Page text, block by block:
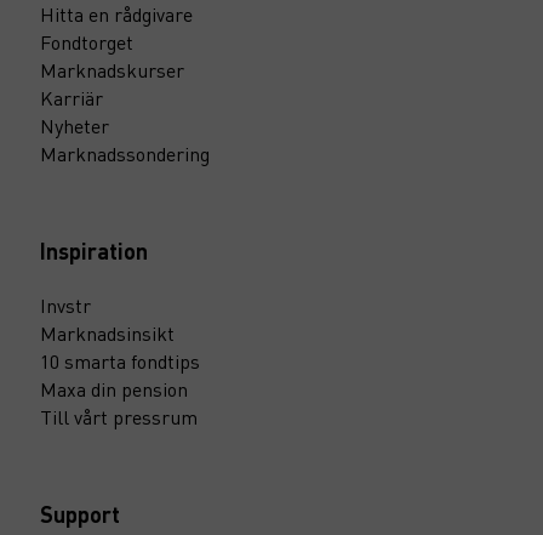
Hitta en rådgivare
Fondtorget
Marknadskurser
Karriär
Nyheter
Marknadssondering
Inspiration
Invstr
Marknadsinsikt
10 smarta fondtips
Maxa din pension
Till vårt pressrum
Support